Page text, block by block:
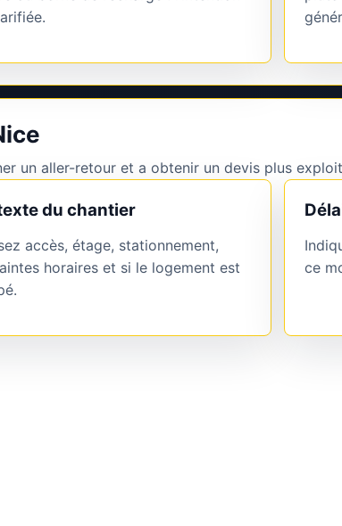
un aller-retour et a obtenir un devis plus
du chantier
accès, étage, stationnement,
horaires et si le logement est
ce